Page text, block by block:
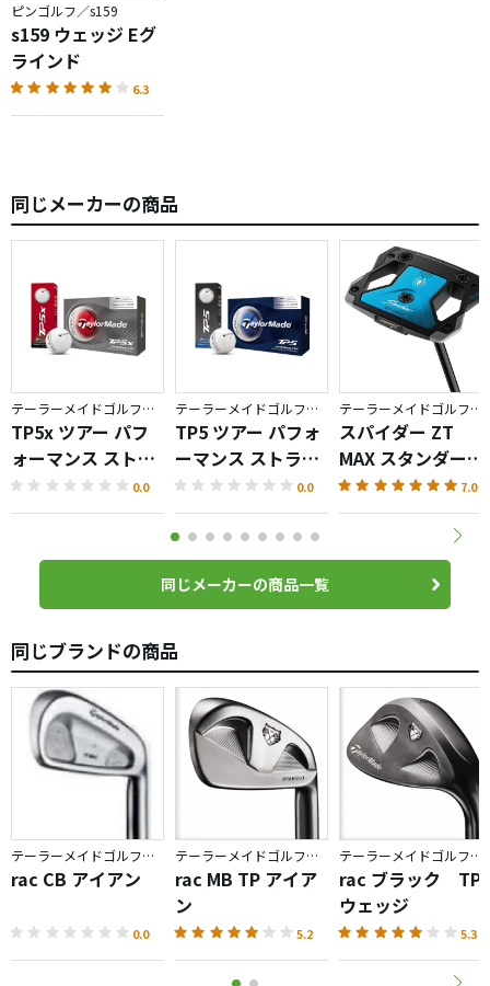
ピンゴルフ／s159
s159 ウェッジ Eグ
ラインド
6.3
同じメーカーの商品
テーラーメイドゴルフ／TP5
TP5x ツアー パフ
ォーマンス ストラ
イプ ボール
0.0
テーラーメイドゴルフ／TP5
TP5 ツアー パフォ
ーマンス ストライ
プ ボール
0.0
テーラーメイドゴルフ／Spider ZT
スパイダー ZT
MAX スタンダード
パター
7.0
同じメーカーの商品一覧
同じブランドの商品
テーラーメイドゴルフ／rac
rac CB アイアン
0.0
テーラーメイドゴルフ／rac
rac MB TP アイア
ン
5.2
テーラーメイドゴルフ／rac
rac ブラック TP
ウェッジ
5.3